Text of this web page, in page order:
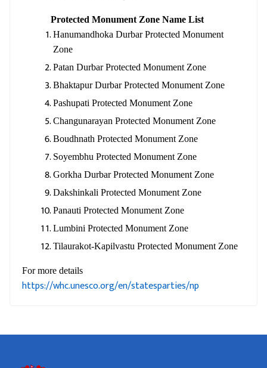
Protected Monument Zone Name List
Hanumandhoka Durbar Protected Monument
Zone
Patan Durbar Protected Monument Zone
Bhaktapur Durbar Protected Monument Zone
Pashupati Protected Monument Zone
Changunarayan Protected Monument Zone
Boudhnath Protected Monument Zone
Soyembhu Protected Monument Zone
Gorkha Durbar Protected Monument Zone
Dakshinkali Protected Monument Zone
Panauti Protected Monument Zone
Lumbini Protected Monument Zone
Tilaurakot-Kapilvastu Protected Monument Zone
For more details
https://whc.unesco.org/en/statesparties/np